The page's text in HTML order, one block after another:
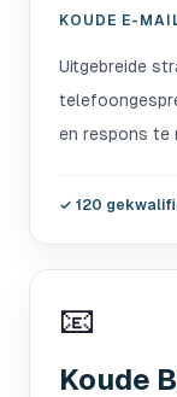
KOUDE E-
Uitgebreide
en respons te
✓ 120
📧
Koude